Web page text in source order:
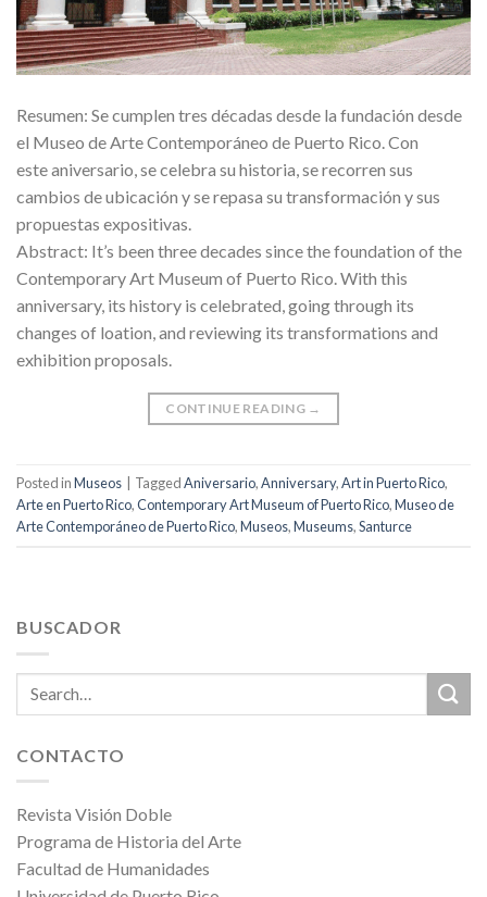
Resumen: Se cumplen tres décadas desde la fundación desde
el Museo de Arte Contemporáneo de Puerto Rico. Con
este aniversario, se celebra su historia, se recorren sus
cambios de ubicación y se repasa su transformación y sus
propuestas expositivas.
Abstract: It’s been three decades since the foundation of the
Contemporary Art Museum of Puerto Rico. With this
anniversary, its history is celebrated, going through its
changes of loation, and reviewing its transformations and
exhibition proposals.
CONTINUE READING →
Posted inMuseos TaggedAniversario,Anniversary,Art in Puerto Rico,
Arte en Puerto Rico,Contemporary Art Museum of Puerto Rico,Museo de
Arte Contemporáneo de Puerto Rico,Museos,Museums,Santurce
BUSCADOR
CONTACTO
Revista Visión Doble
Programa de Historia del Arte
Facultad de Humanidades